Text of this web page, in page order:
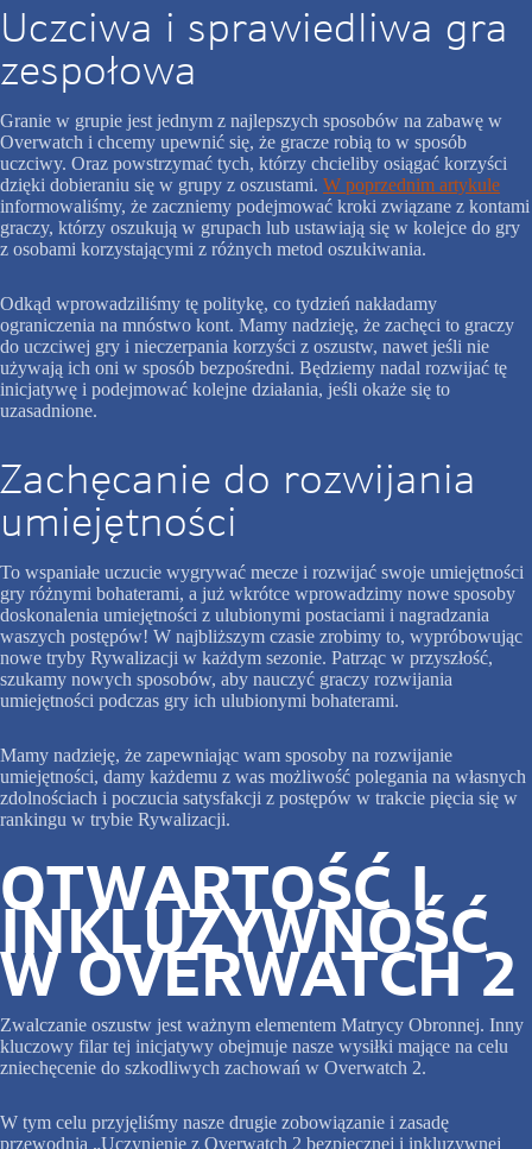
Uczciwa i sprawiedliwa gra
zespołowa
Granie w grupie jest jednym z najlepszych sposobów na zabawę w
Overwatch i chcemy upewnić się, że gracze robią to w sposób
uczciwy. Oraz powstrzymać tych, którzy chcieliby osiągać korzyści
dzięki dobieraniu się w grupy z oszustami. W poprzednim artykule
informowaliśmy, że zaczniemy podejmować kroki związane z kontami
graczy, którzy oszukują w grupach lub ustawiają się w kolejce do gry
z osobami korzystającymi z różnych metod oszukiwania.
Odkąd wprowadziliśmy tę politykę, co tydzień nakładamy
ograniczenia na mnóstwo kont. Mamy nadzieję, że zachęci to graczy
do uczciwej gry i nieczerpania korzyści z oszustw, nawet jeśli nie
używają ich oni w sposób bezpośredni. Będziemy nadal rozwijać tę
inicjatywę i podejmować kolejne działania, jeśli okaże się to
uzasadnione.
Zachęcanie do rozwijania
umiejętności
To wspaniałe uczucie wygrywać mecze i rozwijać swoje umiejętności
gry różnymi bohaterami, a już wkrótce wprowadzimy nowe sposoby
doskonalenia umiejętności z ulubionymi postaciami i nagradzania
waszych postępów! W najbliższym czasie zrobimy to, wypróbowując
nowe tryby Rywalizacji w każdym sezonie. Patrząc w przyszłość,
szukamy nowych sposobów, aby nauczyć graczy rozwijania
umiejętności podczas gry ich ulubionymi bohaterami.
Mamy nadzieję, że zapewniając wam sposoby na rozwijanie
umiejętności, damy każdemu z was możliwość polegania na własnych
zdolnościach i poczucia satysfakcji z postępów w trakcie pięcia się w
rankingu w trybie Rywalizacji.
OTWARTOŚĆ I
INKLUZYWNOŚĆ
W OVERWATCH 2
Zwalczanie oszustw jest ważnym elementem Matrycy Obronnej. Inny
kluczowy filar tej inicjatywy obejmuje nasze wysiłki mające na celu
zniechęcenie do szkodliwych zachowań w Overwatch 2.
W tym celu przyjęliśmy nasze drugie zobowiązanie i zasadę
przewodnią „Uczynienie z Overwatch 2 bezpiecznej i inkluzywnej